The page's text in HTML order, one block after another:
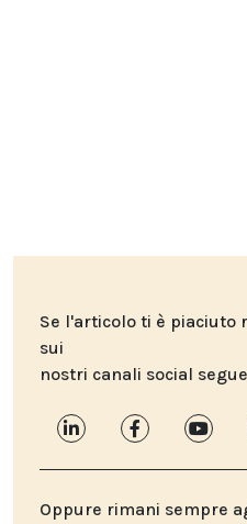
Se l'articolo ti è piaciuto
sui
nostri canali social
Oppure rimani sempre